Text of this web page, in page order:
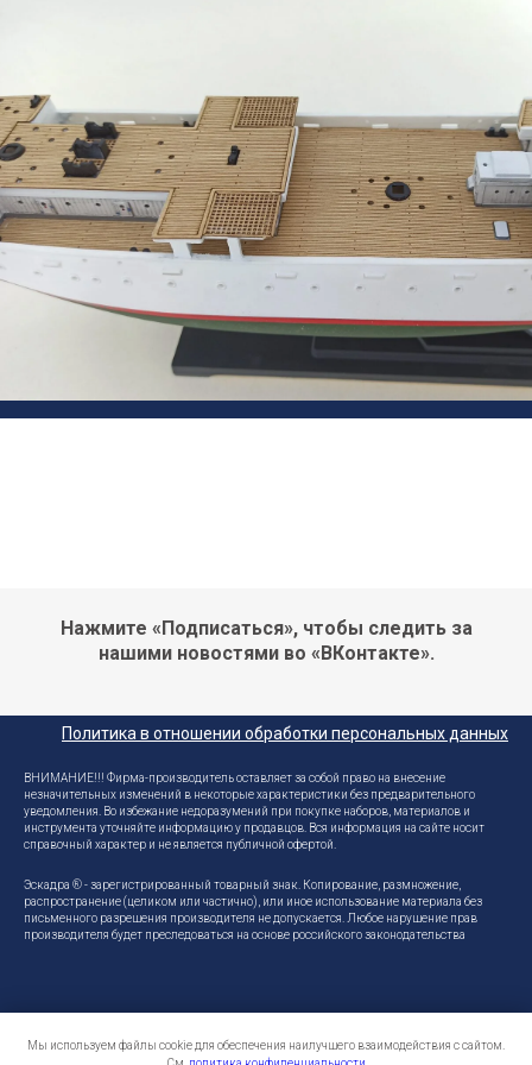
Мы используем файлы cookie для обеспечения наилучшего взаимодействия с сайтом.
Нажмите «Подписаться», чтобы следить за
нашими новостями во «ВКонтакте».
Политика в отношении обработки персональных данных
ВНИМАНИЕ!!! Фирма-производитель оставляет за собой право на внесение
незначительных изменений в некоторые характеристики без предварительного
уведомления. Во избежание недоразумений при покупке наборов, материалов и
инструмента уточняйте информацию у продавцов. Вся информация на сайте носит
справочный характер и не является публичной офертой.
Эскадра ® - зарегистрированный товарный знак. Копирование, размножение,
распространение (целиком или частично), или иное использование материала без
письменного разрешения производителя не допускается. Любое нарушение прав
производителя будет преследоваться на основе российского законодательства